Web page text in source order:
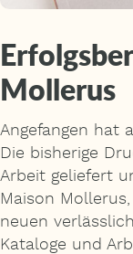
Mollerus
Angefangen hat
Die bisherige
Arbeit geliefert
Maison
neuen
Kataloge und